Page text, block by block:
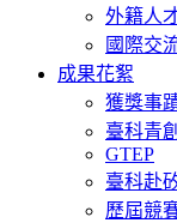
外籍人
國際交
成果花絮
獲獎事
臺科青
GTEP
臺科赴
歷屆競